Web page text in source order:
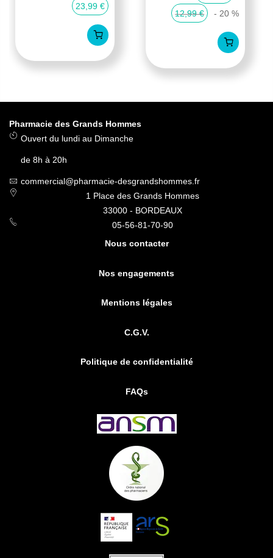
23,99 €
12,99 €
- 20 %
Pharmacie des Grands Hommes
Ouvert du lundi au Dimanche
de 8h à 20h
commercial@pharmacie-desgrandshommes.fr
1 Place des Grands Hommes
33000 - BORDEAUX
05-56-81-70-90
Nous contacter
Nos engagements
Mentions légales
C.G.V.
Politique de confidentialité
FAQs